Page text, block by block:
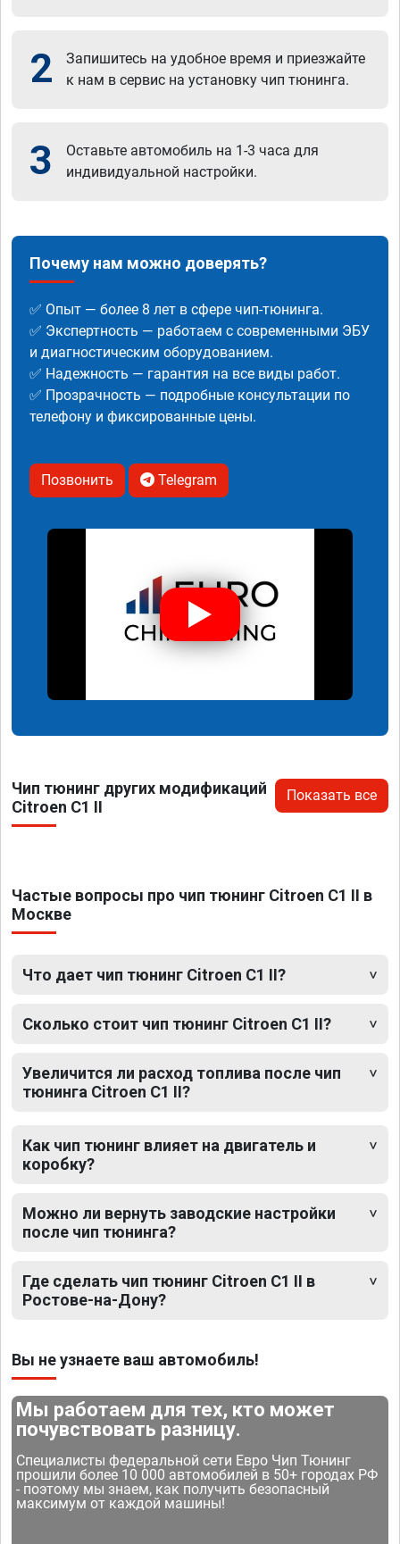
2
Запишитесь на удобное время и приезжайте
к нам в сервис на установку чип тюнинга.
3
Оставьте автомобиль на 1-3 часа для
индивидуальной настройки.
Почему нам можно доверять?
✅ Опыт — более 8 лет в сфере чип-тюнинга.
✅ Экспертность — работаем с современными ЭБУ
и диагностическим оборудованием.
✅ Надежность — гарантия на все виды работ.
✅ Прозрачность — подробные консультации по
телефону и фиксированные цены.
Позвонить Telegram
Чип тюнинг других модификаций
Citroen C1 II
Показать все
Частые вопросы про чип тюнинг Citroen C1 II в
Москве
Что дает чип тюнинг Citroen C1 II?
Сколько стоит чип тюнинг Citroen C1 II?
Увеличится ли расход топлива после чип
тюнинга Citroen C1 II?
Как чип тюнинг влияет на двигатель и
коробку?
Можно ли вернуть заводские настройки
после чип тюнинга?
Где сделать чип тюнинг Citroen C1 II в
Ростове-на-Дону?
Вы не узнаете ваш автомобиль!
Мы работаем для тех, кто может
почувствовать разницу.
Специалисты федеральной сети Евро Чип Тюнинг
прошили более 10 000 автомобилей в 50+ городах РФ
- поэтому мы знаем, как получить безопасный
максимум от каждой машины!